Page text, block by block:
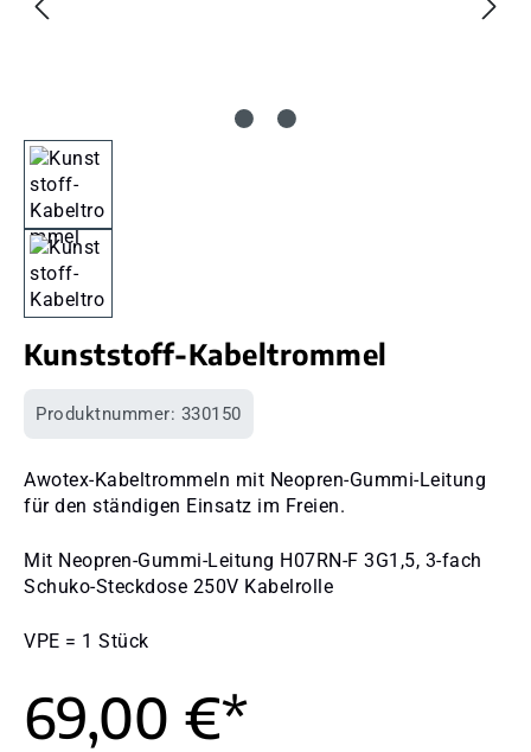
Kunststoff-Kabeltrommel
Produktnummer: 330150
Awotex-Kabeltrommeln mit Neopren-Gummi-Leitung
für den ständigen Einsatz im Freien.
Mit Neopren-Gummi-Leitung H07RN-F 3G1,5, 3-fach
Schuko-Steckdose 250V Kabelrolle
VPE = 1 Stück
69,00 €*